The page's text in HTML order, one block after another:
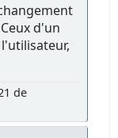
d'un
de